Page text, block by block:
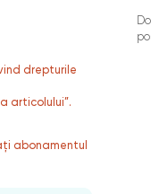
drepturile
articolului”.
abonamentul